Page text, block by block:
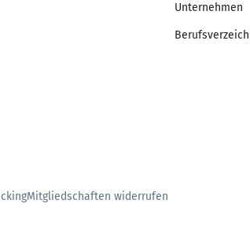
Unternehmen
Mitgliedschaften widerrufen